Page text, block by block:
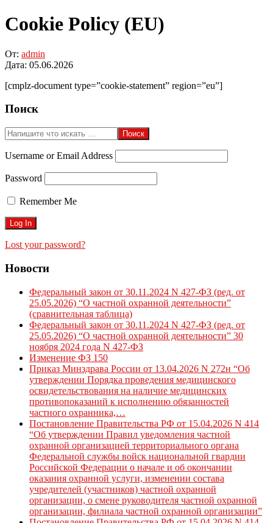
Cookie Policy (EU)
От: admin
Дата: 05.06.2026
[cmplz-document type=”cookie-statement” region=”eu”]
2026-
05
Поиск
Поиск
Username or Email Address
Password
Remember Me
Lost your password?
Новости
Федеральный закон от 30.11.2024 N 427-ФЗ (ред. от
25.05.2026) “О частной охранной деятельности”
(сравнительная таблица)
Федеральный закон от 30.11.2024 N 427-ФЗ (ред. от
25.05.2026) “О частной охранной деятельности” 30
ноября 2024 года N 427-ФЗ
Изменение ФЗ 150
Приказ Минздрава России от 13.04.2026 N 272н “Об
утверждении Порядка проведения медицинского
освидетельствования на наличие медицинских
противопоказаний к исполнению обязанностей
частного охранника,…
Постановление Правительства РФ от 15.04.2026 N 414
“Об утверждении Правил уведомления частной
охранной организацией территориального органа
Федеральной службы войск национальной гвардии
Российской Федерации о начале и об окончании
оказания охранной услуги, изменении состава
учредителей (участников) частной охранной
организации, о смене руководителя частной охранной
организации, филиала частной охранной организации”